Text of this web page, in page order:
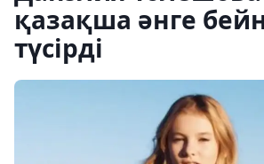
қазақша әнге
түсірді